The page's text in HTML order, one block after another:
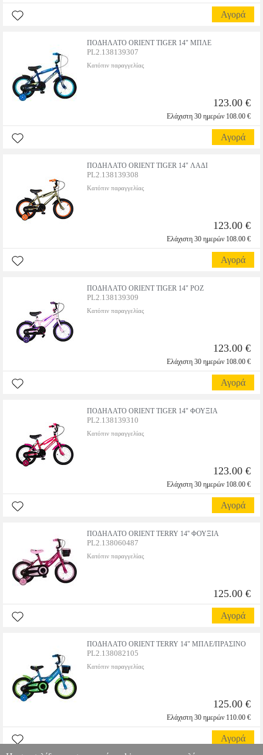
Αγορά
ΠΟΔΗΛΑΤΟ ORIENT TIGER 14" ΜΠΛΕ
PL2.138139307
Κατόπιν παραγγελίας
123.00 €
Ελάχιστη 30 ημερών 108.00 €
Αγορά
ΠΟΔΗΛΑΤΟ ORIENT TIGER 14" ΛΑΔΙ
PL2.138139308
Κατόπιν παραγγελίας
123.00 €
Ελάχιστη 30 ημερών 108.00 €
Αγορά
ΠΟΔΗΛΑΤΟ ORIENT TIGER 14" ΡΟΖ
PL2.138139309
Κατόπιν παραγγελίας
123.00 €
Ελάχιστη 30 ημερών 108.00 €
Αγορά
ΠΟΔΗΛΑΤΟ ORIENT TIGER 14" ΦΟΥΞΙΑ
PL2.138139310
Κατόπιν παραγγελίας
123.00 €
Ελάχιστη 30 ημερών 108.00 €
Αγορά
ΠΟΔΗΛΑΤΟ ORIENT TERRY 14'' ΦΟΥΞΙΑ
PL2.138060487
Κατόπιν παραγγελίας
125.00 €
Αγορά
ΠΟΔΗΛΑΤΟ ORIENT TERRY 14" ΜΠΛΕ/ΠΡΑΣΙΝΟ
PL2.138082105
Κατόπιν παραγγελίας
125.00 €
Ελάχιστη 30 ημερών 110.00 €
Αγορά